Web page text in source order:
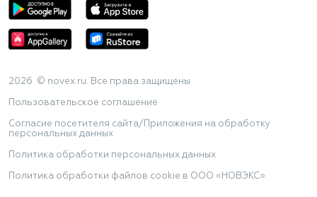
2026 © novex.ru. Все права защищены
Пользовательское соглашение
Согласие посетителя сайта/Приложения на обработку
персональных данных
Политика обработки персональных данных
Политика обработки файлов cookie в ООО «НОВЭКС»